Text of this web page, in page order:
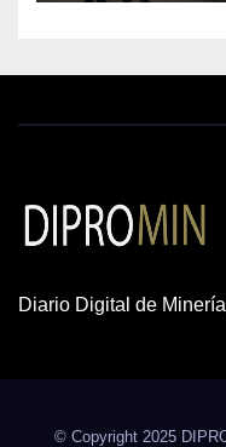
Diario Digital de
© Copyright 2025